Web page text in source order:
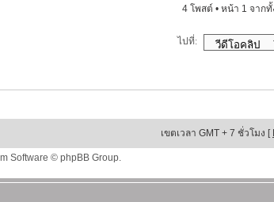
4 โพสต์ • หน้า 1 จาก
ไปที่:
เขตเวลา GMT + 7 ชั่วโมง [
Software © phpBB Group.